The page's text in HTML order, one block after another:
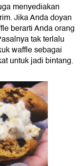
menyediakan
Jika Anda doyan
berarti Anda orang
tak terlalu
waffle sebagai
untuk jadi bintang.